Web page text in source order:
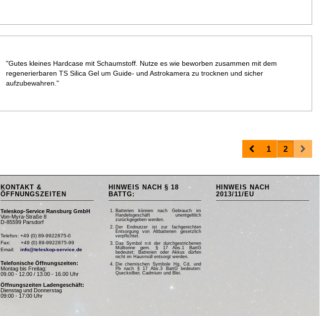
"Gutes kleines Hardcase mit Schaumstoff. Nutze es wie beworben zusammen mit dem
regenerierbaren TS Silica Gel um Guide- und Astrokamera zu trocknen und sicher
aufzubewahren."
Prev1 2 Next
KONTAKT &
ÖFFNUNGSZEITEN
Teleskop-Service Ransburg GmbH
Von-Myra-Straße 8
D-85599 Parsdorf
Telefon: +49 (0) 89-9922875-0
Fax:       +49 (0) 89-9922875-99
Email: info@teleskop-service.de
Telefonische Öffnungszeiten:
Montag bis Freitag:
09.00 - 12.00 / 13.00 - 16.00 Uhr
Öffnungszeiten Ladengeschäft:
Dienstag und Donnerstag
09:00 - 17:00 Uhr
HINWEIS NACH § 18
BATTG:
Batterien können nach Gebrauch im
Handelsgeschäft unentgeltlich
zurückgegeben werden.
Der Endnutzer ist zur fachgerechten
Entsorgung von Altbatterien gesetzlich
verpflichtet.
Das Symbol mit der durchgestrichenen
Mülltonne gem. § 17 Abs.1 BattG
bedeutet: Batterien oder Akkus dürfen
nicht im Hausmüll entsorgt werden.
Die chemischen Symbole Hg, Cd, und
Pb nach § 17 Abs.3 BattG bedeuten:
Quecksilber, Cadmium und Blei.
HINWEIS NACH
2013/11/EU